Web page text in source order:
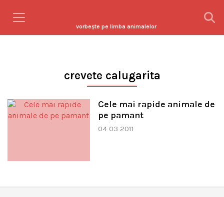
vorbeşte pe limba animalelor
crevete calugarita
Cele mai rapide animale de
pe pamant
04 03 2011